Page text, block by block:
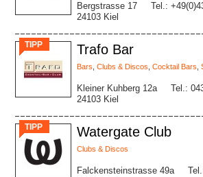
Bergstrasse 17
24103 Kiel
Tel.:
TIPP Trafo Bar
Bars Clubs & Discos Cocktail Bars
Kleiner Kuhberg 12a
24103 Kiel
Tel.:
TIPP Watergate Club
Clubs & Discos
Falckensteinstrasse 49a